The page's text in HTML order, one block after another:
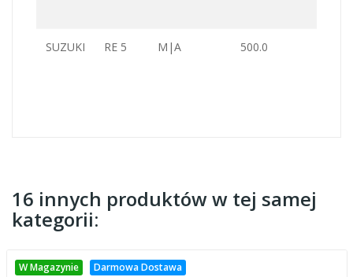
SUZUKI RE 5 M|A 500.0
16 innych produktów w tej samej
kategorii:
W Magazynie Darmowa Dostawa